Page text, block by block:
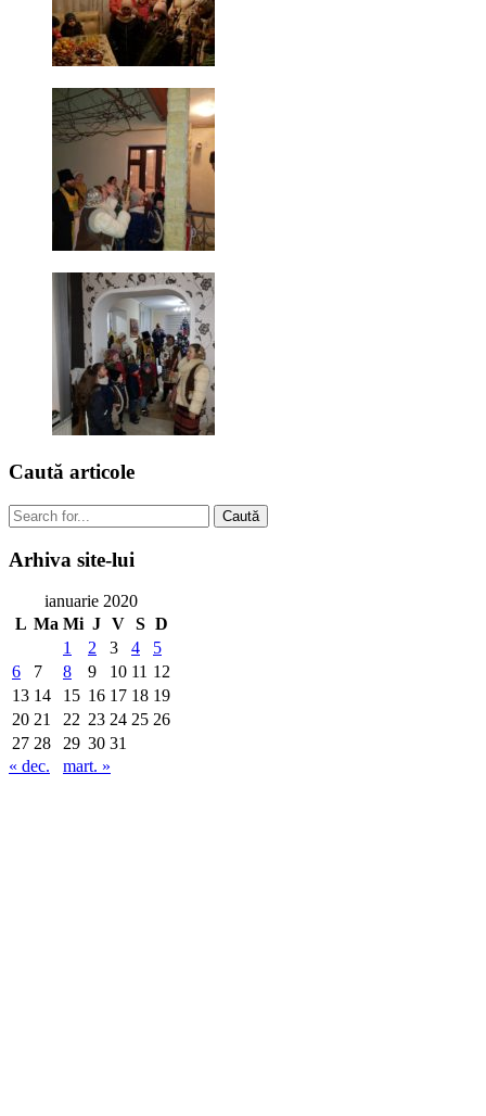
Caută articole
Caută
Arhiva site-lui
ianuarie 2020
L Ma Mi J V S D
1
2 3 4
5
6
7 8 9 10 11 12
13 14 15 16 17 18 19
20 21 22 23 24 25 26
27 28 29 30 31
« dec.
mart. »